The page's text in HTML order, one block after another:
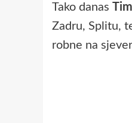
Tako danas
Zadru, Splitu,
robne na